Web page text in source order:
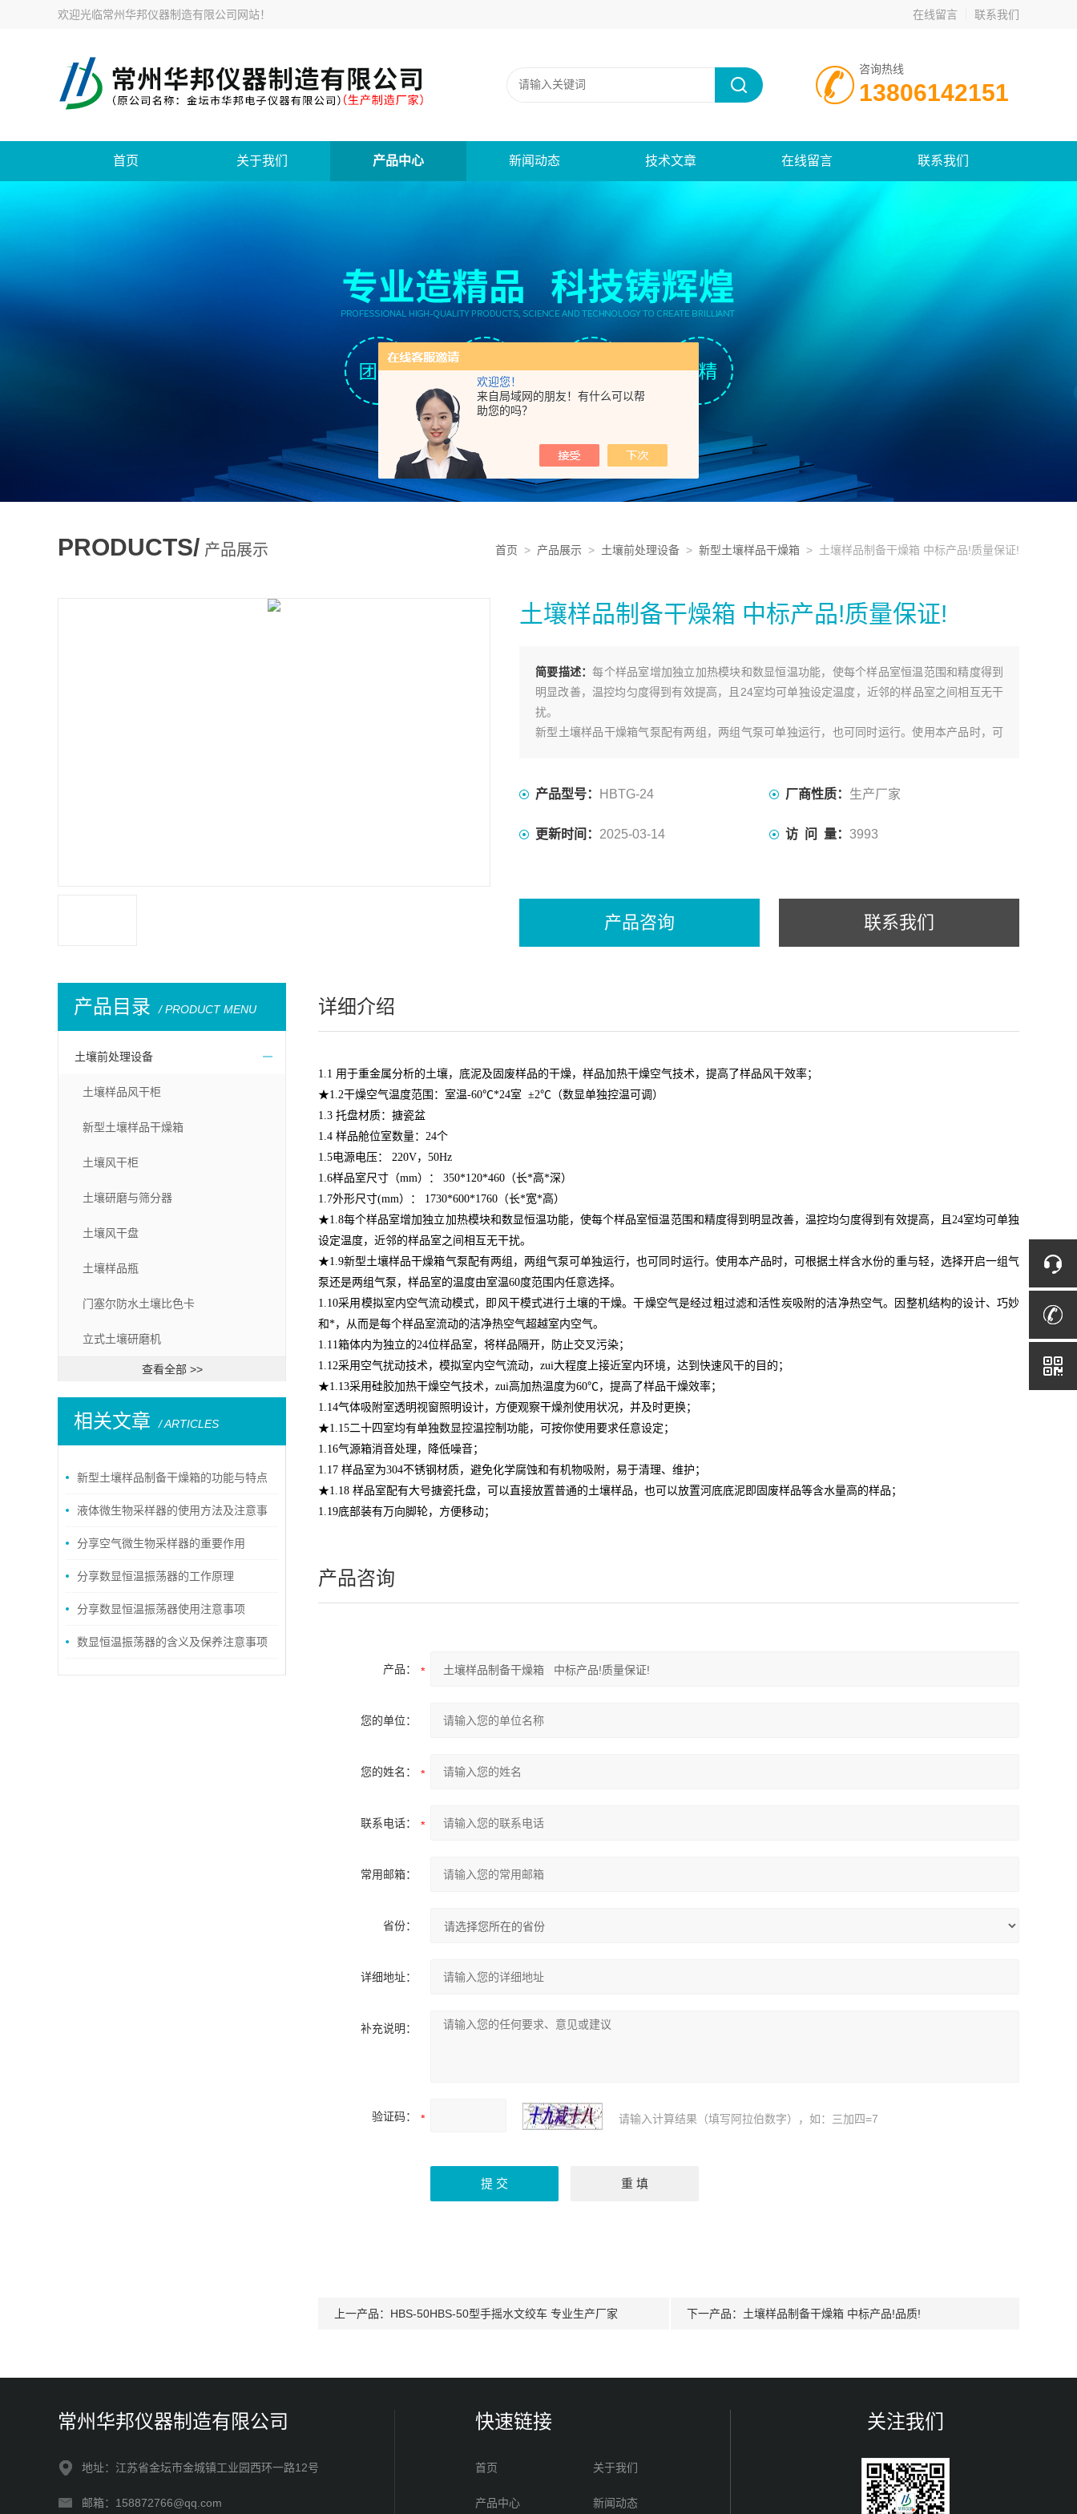
欢迎您！
来自局域网的朋友！有什么可以帮
助您的吗？
欢迎光临常州华邦仪器制造有限公司网站！ 在线留言 联系我们
咨询热线
13806142151
首页 关于我们 产品中心 新闻动态 技术文章 在线留言 联系我们
PRODUCTS/ 产品展示 首页 > 产品展示 > 土壤前处理设备 > 新型土壤样品干燥箱 > 土壤样品制备干燥箱 中标产品!质量保证!
土壤样品制备干燥箱 中标产品!质量保证!
简要描述：每个样品室增加独立加热模块和数显恒温功能，使每个样品室恒温范围和精度得到
明显改善，温控均匀度得到有效提高，且24室均可单独设定温度，近邻的样品室之间相互无干
扰。
新型土壤样品干燥箱气泵配有两组，两组气泵可单独运行，也可同时运行。使用本产品时，可
产品型号： HBTG-24 厂商性质： 生产厂家
更新时间： 2025-03-14 访 问 量： 3993
产品咨询 联系我们
产品目录 / PRODUCT MENU
土壤前处理设备
土壤样品风干柜
新型土壤样品干燥箱
土壤风干柜
土壤研磨与筛分器
土壤风干盘
土壤样品瓶
门塞尔防水土壤比色卡
立式土壤研磨机
查看全部 >>
相关文章 / ARTICLES
新型土壤样品制备干燥箱的功能与特点
液体微生物采样器的使用方法及注意事
项说明
分享空气微生物采样器的重要作用
分享数显恒温振荡器的工作原理
分享数显恒温振荡器使用注意事项
数显恒温振荡器的含义及保养注意事项
详细介绍
1.1 用于重金属分析的土壤，底泥及固废样品的干燥，样品加热干燥空气技术，提高了样品风干效率；
★1.2干燥空气温度范围：室温-60℃*24室 ±2℃（数显单独控温可调）
1.3 托盘材质：搪瓷盆
1.4 样品舱位室数量：24个
1.5电源电压： 220V，50Hz
1.6样品室尺寸（mm）： 350*120*460（长*高*深）
1.7外形尺寸(mm）： 1730*600*1760（长*宽*高）
★1.8每个样品室增加独立加热模块和数显恒温功能，使每个样品室恒温范围和精度得到明显改善，温控均匀度得到有效提高，且24室均可单独
设定温度，近邻的样品室之间相互无干扰。
★1.9新型土壤样品干燥箱气泵配有两组，两组气泵可单独运行，也可同时运行。使用本产品时，可根据土样含水份的重与轻，选择开启一组气
泵还是两组气泵，样品室的温度由室温60度范围内任意选择。
1.10采用模拟室内空气流动模式，即风干模式进行土壤的干燥。干燥空气是经过粗过滤和活性炭吸附的洁净热空气。因整机结构的设计、巧妙
和*，从而是每个样品室流动的洁净热空气超越室内空气。
1.11箱体内为独立的24位样品室，将样品隔开，防止交叉污染；
1.12采用空气扰动技术，模拟室内空气流动，zui大程度上接近室内环境，达到快速风干的目的 ；
★1.13采用硅胶加热干燥空气技术，zui高加热温度为60℃，提高了样品干燥效率；
1.14气体吸附室透明视窗照明设计，方便观察干燥剂使用状况，并及时更换；
★1.15二十四 室均有单独数显控温控制功能，可按你使用要求任意设定 ；
1.16气源箱消音处理，降低噪音；
1.17 样品室为304不锈钢材质，避免化学腐蚀和有机物吸附，易于清理、维护 ；
★1.18 样品室配有大号搪瓷托盘，可以直接放置普通的土壤样品，也可以放置河底底泥即固废样品等含水量高的样品 ；
1.19底部装有万向脚轮，方便移动；
产品咨询
产品：
您的单位：
您的姓名：
联系电话：
常用邮箱：
省份：
详细地址：
补充说明：
验证码： 请输入计算结果（填写阿拉伯数字），如：三加四=7
上一产品： HBS-50HBS-50型手摇水文绞车 专业生产厂家 下一产品： 土壤样品制备干燥箱 中标产品!品质!
常州华邦仪器制造有限公司
地址：江苏省金坛市金城镇工业园西环一路12号
邮箱：158872766@qq.com
快速链接
首页 关于我们
产品中心 新闻动态
关注我们